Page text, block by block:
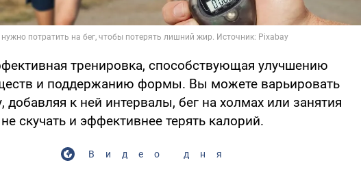
тренировка, способствующая улучшению
и поддержанию формы. Вы можете варьировать
добавляя к ней интервалы, бег на холмах или занятия
скучать и эффективнее терять калорий.
Видео дня